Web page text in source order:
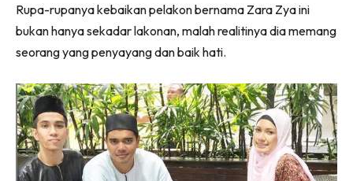
Rupa-rupanya kebaikan pelakon bernama Zara Zya ini
bukan hanya sekadar lakonan, malah realitinya dia memang
seorang yang penyayang dan baik hati.